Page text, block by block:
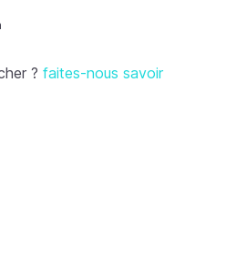
? faites-nous savoir